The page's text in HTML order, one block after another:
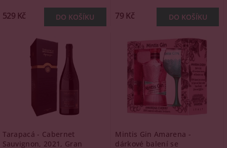
529 Kč 79 Kč
Tarapacá - Cabernet
Sauvignon, 2021, Gran
Mintis Gin Amarena -
dárkové balení se